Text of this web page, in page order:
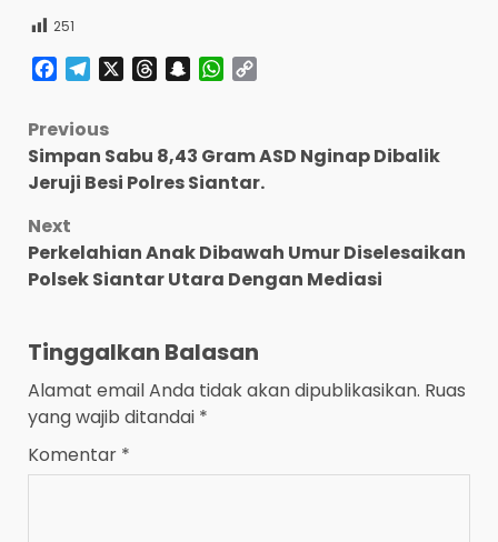
251
Facebook
TelegramThreadsSnapchatWhatsApp
Post
navigation
Previous
Simpan Sabu 8,43 Gram ASD Nginap Dibalik
Jeruji Besi Polres Siantar.
Next
Perkelahian Anak Dibawah Umur Diselesaikan
Polsek Siantar Utara Dengan Mediasi
Tinggalkan Balasan
Alamat email Anda tidak akan dipublikasikan. Ruas
yang wajib ditandai *
Komentar *